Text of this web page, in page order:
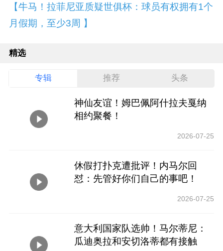
【牛马！拉菲尼亚质疑世俱杯：球员有权拥有1个
月假期，至少3周 】
精选
专辑 推荐 头条
神仙友谊！姆巴佩阿什拉夫戛纳
相约聚餐！
2026-07-25
休假打扑克遭批评！内马尔回
怼：先管好你们自己的事吧！
2026-07-25
意大利国家队选帅！马尔蒂尼：
瓜迪奥拉和安切洛蒂都有接触